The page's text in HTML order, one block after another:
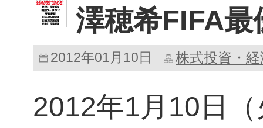
澤穂希FIFA最
2012年01月10日 株式投資・
2012年1月10日